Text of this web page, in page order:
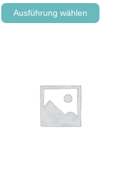
Ausführung wählen